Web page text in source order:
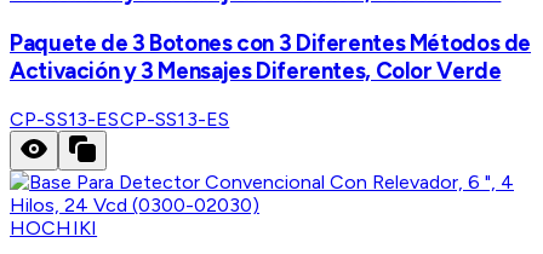
Paquete de 3 Botones con 3 Diferentes Métodos de
Activación y 3 Mensajes Diferentes, Color Verde
CP-SS13-ESCP-SS13-ES
HOCHIKI